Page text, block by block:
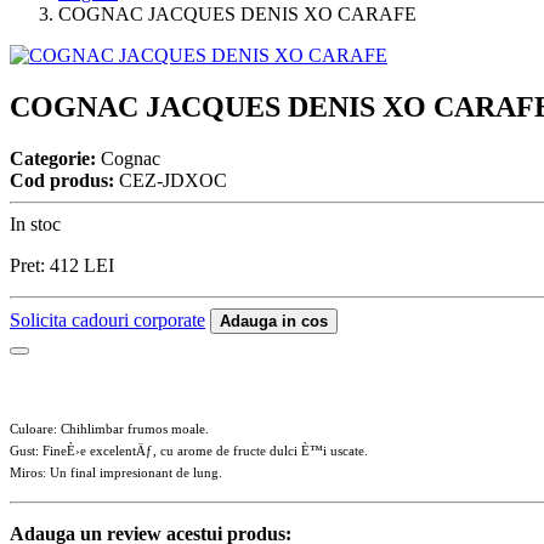
COGNAC JACQUES DENIS XO CARAFE
COGNAC JACQUES DENIS XO
Categorie: Cognac
Cod produs: CEZ-JDXOC
In stoc
Pret: 412 LEI
Solicita cadouri corporate Adauga in cos
Culoare: Chihlimbar frumos moale.
Gust: FineÈ›e excelentÄƒ, cu arome de fructe dulci È™i uscate.
Miros: Un final impresionant de lung.
Adauga un review acestui produs: